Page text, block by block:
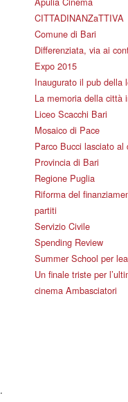
CITTADINANZaTTIVA
Comune di Bari
Differenziata, via ai
Expo 2015
Inaugurato il pub della
La memoria della città
Liceo Scacchi Bari
Mosaico di Pace
Parco Bucci lasciato al
Provincia di Bari
Regione Puglia
Riforma del
partiti
Servizio Civile
Spending Review
Summer School per
Un finale triste per
cinema Ambasciatori
.